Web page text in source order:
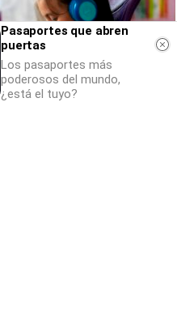
Pasaportes que abren
puertas
Los pasaportes más
poderosos del mundo,
¿está el tuyo?